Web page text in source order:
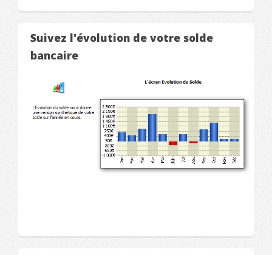
Suivez l'évolution de votre solde
bancaire